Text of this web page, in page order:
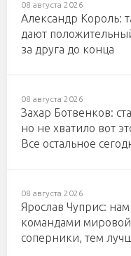
08 августа 2026
Александр Король:
дают
за друга до конца
08 августа 2026
Захар Ботвенков:
но не хватило вот
Все остальное
08 августа 2026
Ярослав Чуприс:
командами
соперники, тем